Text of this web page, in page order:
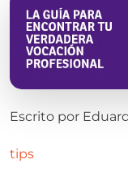
Escrito por
tips